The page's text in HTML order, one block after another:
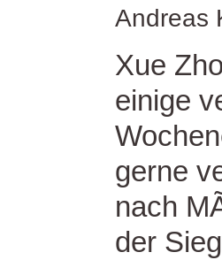
Andreas
Xue
einige
gerne
nach
der